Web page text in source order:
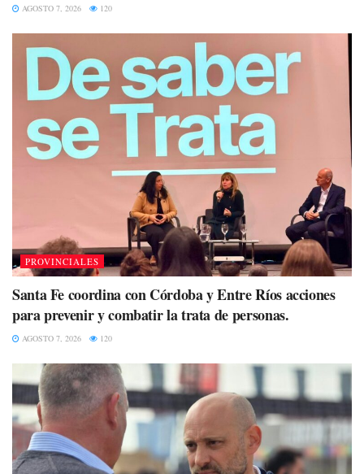
AGOSTO 7, 2026 120
PROVINCIALES
Santa Fe coordina con Córdoba y Entre Ríos acciones
para prevenir y combatir la trata de personas.
AGOSTO 7, 2026 120